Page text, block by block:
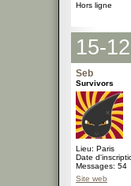
Hors ligne
15-
Seb
Survivors
Lieu: Paris
Date
Messages: 54
Site web